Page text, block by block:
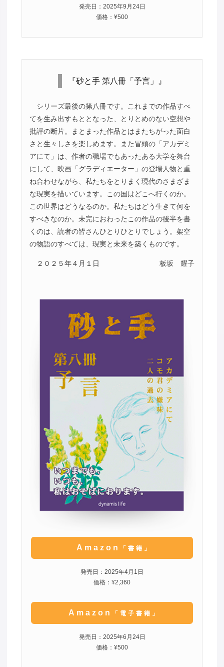
発売日：2025年9月24日
価格：¥500
『砂と手 第八冊「予言」』
シリーズ最後の第八冊です。これまでの作品すべ
てを生み出すもととなった、とりとめのない空想や
批評の断片。まとまった作品とはまたちがった面白
さと生々しさを楽しめます。また冒頭の「アカデミ
アにて」は、作者の職場でもあったある大学を舞台
にして、映画「グラディエーター」の登場人物と重
ね合わせながら、私たちをとりまく現代のさまざま
な現実を描いています。この国はどこへ行くのか。
この世界はどうなるのか。私たちはどう生きて何を
すべきなのか。未完におわったこの作品の後半を書
くのは、読者の皆さんひとりひとりでしょう。架空
の物語のすべては、現実と未来を築くものです。
２０２５年４月１日 板坂 耀子
Amazon 「書籍」
発売日：2025年4月1日
価格：¥2,360
Amazon 「電子書籍」
発売日：2025年6月24日
価格：¥500